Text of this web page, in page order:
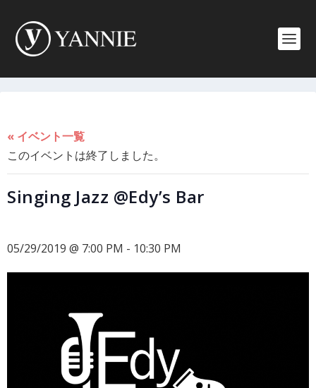
« イベント一覧
このイベントは終了しました。
Singing Jazz @Edy’s Bar
05/29/2019 @ 7:00 PM - 10:30 PM